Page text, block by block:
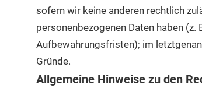
sofern wir keine anderen rechtlich
personenbezogenen Daten haben
Aufbewahrungsfristen); im
Gründe.
Allgemeine Hinweise zu den